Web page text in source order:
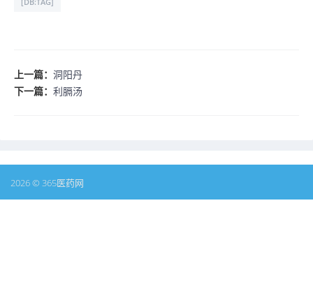
上一篇： 洞阳丹
下一篇： 利膈汤
2026 © 365医药网